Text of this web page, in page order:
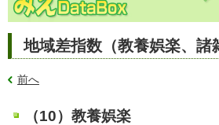
地域差指数（教養娯楽、諸
前へ
（10）教養娯楽